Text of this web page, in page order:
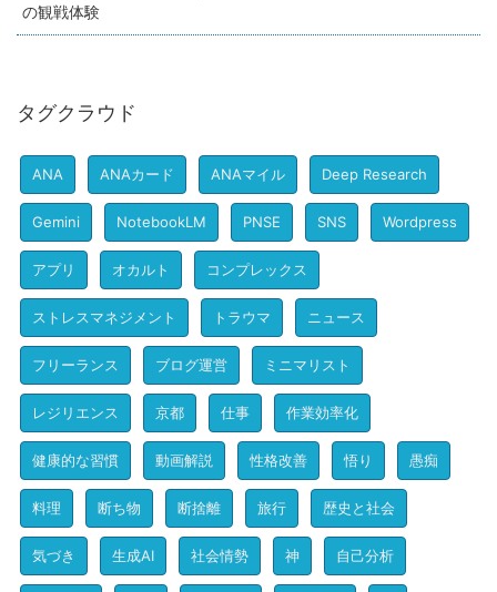
の観戦体験
タグクラウド
ANA ANAカード ANAマイル Deep Research
Gemini NotebookLM PNSE SNS Wordpress
アプリ オカルト コンプレックス
ストレスマネジメント トラウマ ニュース
フリーランス ブログ運営 ミニマリスト
レジリエンス 京都 仕事 作業効率化
健康的な習慣 動画解説 性格改善 悟り 愚痴
料理 断ち物 断捨離 旅行 歴史と社会
気づき 生成AI 社会情勢 神 自己分析